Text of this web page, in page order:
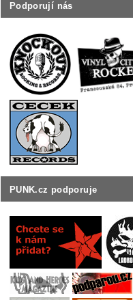
Podporují nás
PUNK.cz podporuje